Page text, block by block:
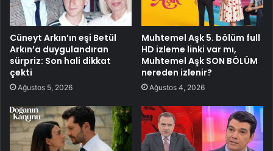
Cüneyt Arkın’ın eşi Betül
Arkın’a duygulandıran
sürpriz: Son hali dikkat
çekti
Ağustos 5, 2026
Muhtemel Aşk 5. bölüm full
HD izleme linki var mı,
Muhtemel Aşk SON BÖLÜM
nereden izlenir?
Ağustos 4, 2026